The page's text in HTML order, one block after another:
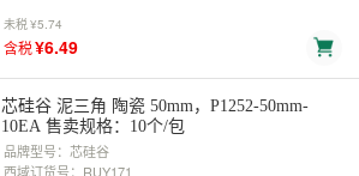
未税¥5.74
含税¥6.49
芯硅谷 泥三角 陶瓷 50mm，P1252-50mm-
10EA 售卖规格：10个/包
品牌型号：芯硅谷
西域订货号：RUY171